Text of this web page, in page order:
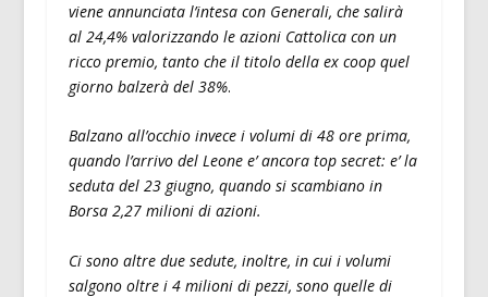
viene annunciata l’intesa con Generali, che salirà
al 24,4% valorizzando le azioni Cattolica con un
ricco premio, tanto che il titolo della ex coop quel
giorno balzerà del 38%.
Balzano all’occhio invece i volumi di 48 ore prima,
quando l’arrivo del Leone e’ ancora top secret: e’ la
seduta del 23 giugno, quando si scambiano in
Borsa 2,27 milioni di azioni.
Ci sono altre due sedute, inoltre, in cui i volumi
salgono oltre i 4 milioni di pezzi, sono quelle di